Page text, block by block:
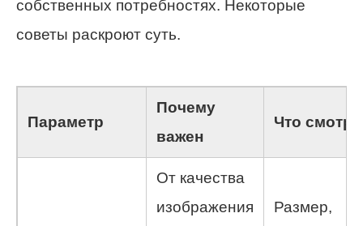
собственных потребностях. Некоторые
советы раскроют суть.
Параметр
Почему
важен
Что
От качества
изображения
Размер,